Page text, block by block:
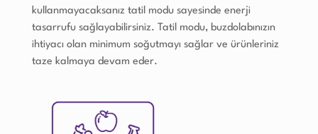
kullanmayacaksanız tatil modu sayesinde enerji
tasarrufu sağlayabilirsiniz. Tatil modu, buzdolabınızın
ihtiyacı olan minimum soğutmayı sağlar ve ürünleriniz
taze kalmaya devam eder.